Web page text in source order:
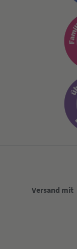
Versand mit